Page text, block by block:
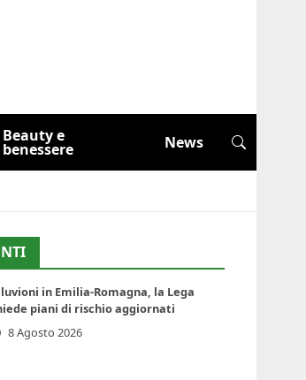
Beauty e
benessere News
in Emilia-Romagna, la Lega
piani di rischio aggiornati
8 Agosto 2026